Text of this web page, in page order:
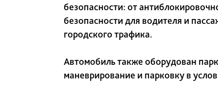
безопасности: от
безопасности для водителя и
городского трафика.
Автомобиль также оборудован
маневрирование и парковку в